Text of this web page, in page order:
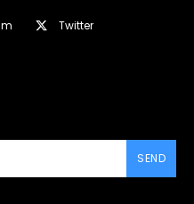
Twitter
SEND